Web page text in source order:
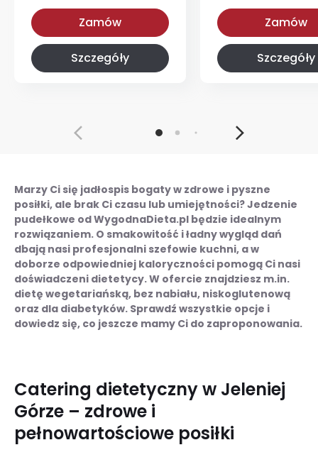
Zamów
Szczegóły
Zamów
Szczegóły
Marzy Ci się jadłospis bogaty w zdrowe i pyszne
posiłki, ale brak Ci czasu lub umiejętności? Jedzenie
pudełkowe od WygodnaDieta.pl będzie idealnym
rozwiązaniem. O smakowitość i ładny wygląd dań
dbają nasi profesjonalni szefowie kuchni, a w
doborze odpowiedniej kaloryczności pomogą Ci nasi
doświadczeni dietetycy. W ofercie znajdziesz m.in.
dietę wegetariańską, bez nabiału, niskoglutenową
oraz dla diabetyków. Sprawdź wszystkie opcje i
dowiedz się, co jeszcze mamy Ci do zaproponowania.
Catering dietetyczny w Jeleniej
Górze – zdrowe i
pełnowartościowe posiłki